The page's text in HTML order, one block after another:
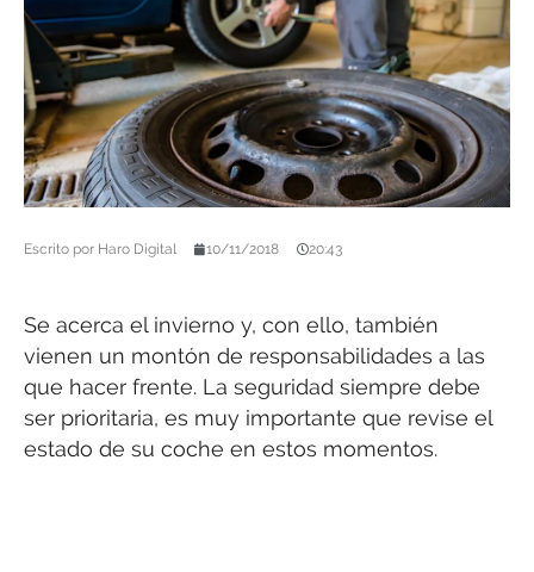
Escrito por Haro Digital 10/11/2018 20:43
Se acerca el invierno y, con ello, también
vienen un montón de responsabilidades a las
que hacer frente. La seguridad siempre debe
ser prioritaria, es muy importante que revise el
estado de su coche en estos momentos.